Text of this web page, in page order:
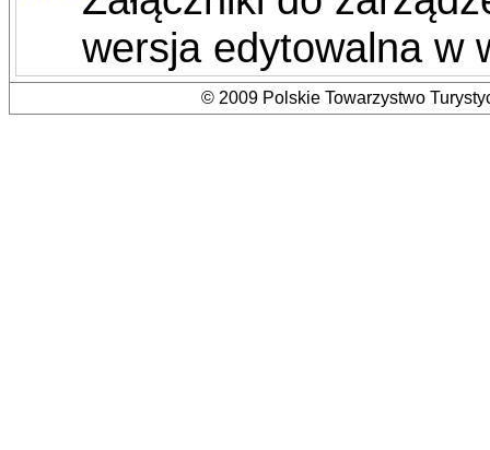
wersja edytowalna w
© 2009 Polskie Towarzystwo